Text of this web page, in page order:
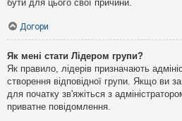
бути для цього свої причини.
Догори
Як мені стати Лідером групи?
Як правило, лідерів призначають
створення відповідної групи. Якщо ви
для початку зв'яжіться з
приватне повідомлення.